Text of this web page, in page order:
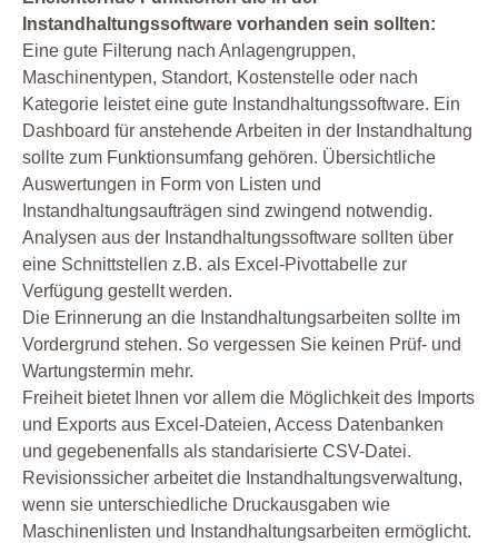
Instandhaltungssoftware vorhanden sein sollten:
Eine gute Filterung nach Anlagengruppen,
Maschinentypen, Standort, Kostenstelle oder nach
Kategorie leistet eine gute Instandhaltungssoftware. Ein
Dashboard für anstehende Arbeiten in der Instandhaltung
sollte zum Funktionsumfang gehören. Übersichtliche
Auswertungen in Form von Listen und
Instandhaltungsaufträgen sind zwingend notwendig.
Analysen aus der Instandhaltungssoftware sollten über
eine Schnittstellen z.B. als Excel-Pivottabelle zur
Verfügung gestellt werden.
Die Erinnerung an die Instandhaltungsarbeiten sollte im
Vordergrund stehen. So vergessen Sie keinen Prüf- und
Wartungstermin mehr.
Freiheit bietet Ihnen vor allem die Möglichkeit des Imports
und Exports aus Excel-Dateien, Access Datenbanken
und gegebenenfalls als standarisierte CSV-Datei.
Revisionssicher arbeitet die Instandhaltungsverwaltung,
wenn sie unterschiedliche Druckausgaben wie
Maschinenlisten und Instandhaltungsarbeiten ermöglicht.